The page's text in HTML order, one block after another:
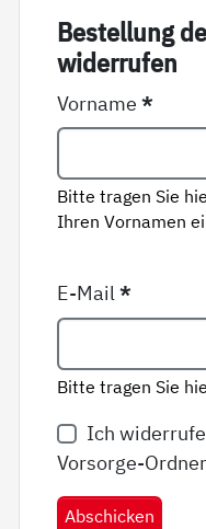
Be­stel­lung
wi­der­ru­fen
Vorname*
Bitte tragen Sie
Ihren Vornamen
E-Mail*
Bitte tragen Sie
Ich
Vorsorge-
Abschicken